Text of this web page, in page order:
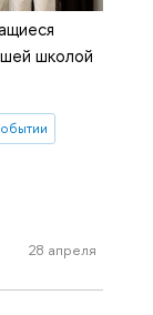
школой
28 апреля